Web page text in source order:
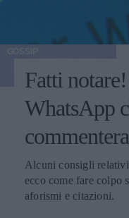
Fatti
WhatsApp
Alcuni consigli
ecco come fare colpo
aforismi e citazioni.